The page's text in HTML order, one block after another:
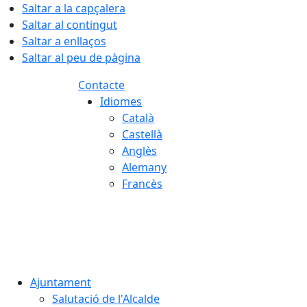
Saltar a la capçalera
Saltar al contingut
Saltar a enllaços
Saltar al peu de pàgina
Contacte
Idiomes
Català
Castellà
Anglès
Alemany
Francès
Ajuntament
Salutació de l'Alcalde